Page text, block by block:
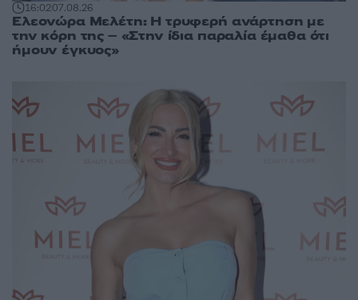
16:0207.08.26
Ελεονώρα Μελέτη: Η τρυφερή ανάρτηση με
την κόρη της – «Στην ίδια παραλία έμαθα ότι
ήμουν έγκυος»